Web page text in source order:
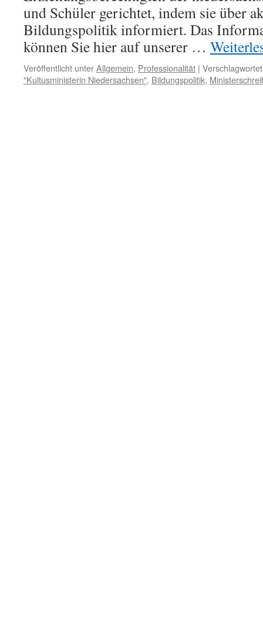
und Schüler gerichtet, indem sie über
Bildungspolitik informiert. Das
können Sie hier auf unserer …
Veröffentlicht unterAllgemein, Professionalität |
"Kultusministerin Niedersachsen", Bildungspolitik,